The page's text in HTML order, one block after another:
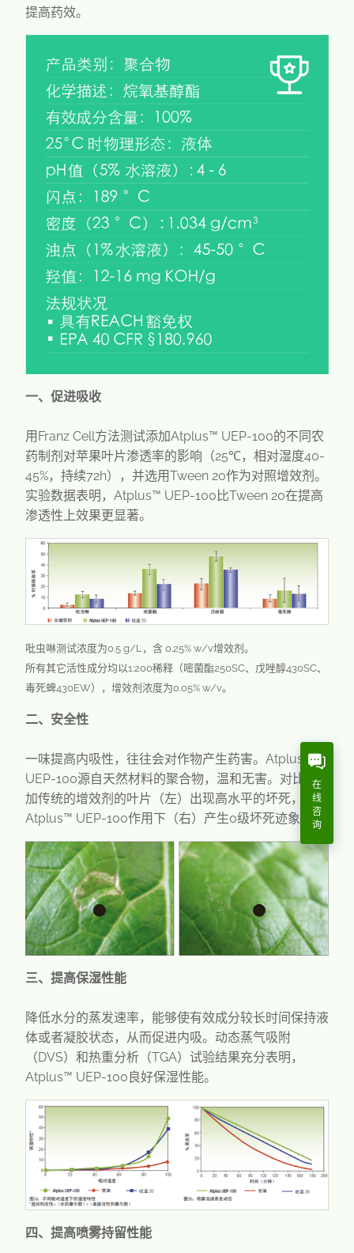
提高药效。
一、促进吸收
用Franz Cell方法测试添加Atplus™ UEP-100的不同农
药制剂对苹果叶片渗透率的影响（25℃，相对湿度40-
45%，持续72h），并选用Tween 20作为对照增效剂。
实验数据表明，Atplus™ UEP-100比Tween 20在提高
渗透性上效果更显著。
吡虫啉测试浓度为0.5 g/L，含 0.25% w/v增效剂。
所有其它活性成分均以1:200稀释（嘧菌酯250SC、戊唑醇430SC、
毒死蜱430EW），增效剂浓度为0.05% w/v。
二、安全性
一味提高内吸性，往往会对作物产生药害。Atplus™
UEP-100源自天然材料的聚合物，温和无害。对比添
加传统的增效剂的叶片（左）出现高水平的坏死，
Atplus™ UEP-100作用下（右）产生0级坏死迹象。
三、提高保湿性能
降低水分的蒸发速率，能够使有效成分较长时间保持液
体或者凝胶状态，从而促进内吸。动态蒸气吸附
（DVS）和热重分析（TGA）试验结果充分表明，
Atplus™ UEP-100良好保湿性能。
四、提高喷雾持留性能
在
线
咨
询